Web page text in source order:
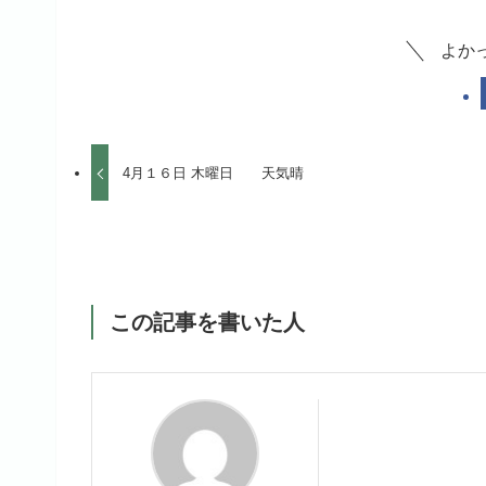
よか
4月１６日 木曜日 天気晴
この記事を書いた人